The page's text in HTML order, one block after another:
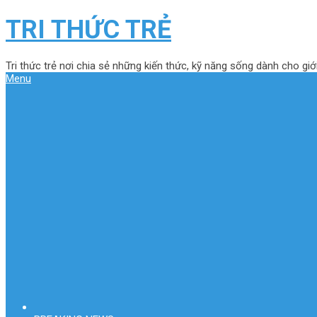
TRI THỨC TRẺ
Tri thức trẻ nơi chia sẻ những kiến thức, kỹ năng sống dành cho
Menu